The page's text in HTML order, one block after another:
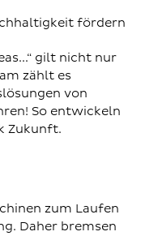
fördern
gilt nicht nur
zählt es
von
So entwickeln
Zukunft.
zum Laufen
Daher bremsen